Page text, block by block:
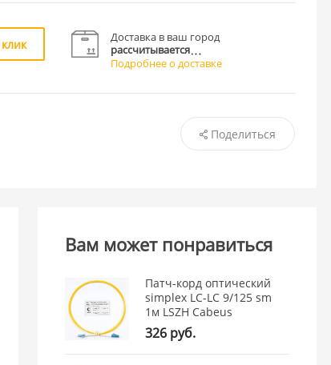
Доставка в ваш город
рассчитывается
Подробнее о доставке
Поделиться
Вам может понравиться
Патч-корд оптический
simplex LC-LC 9/125 sm
1м LSZH Cabeus
326 руб.